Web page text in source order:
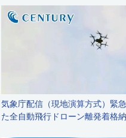
気象庁配信（現地演算方式）緊
た全自動飛行ドローン離発着格